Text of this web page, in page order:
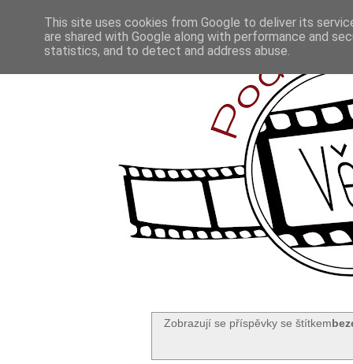
Zobrazují se příspěvky se štítkem
This site uses cookies from Google to deliver its
are shared with Google along with performance and
statistics, and to detect and address abuse.